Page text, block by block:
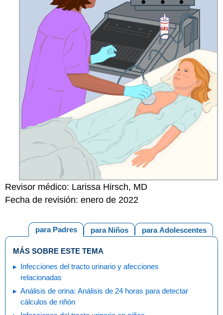
Revisor médico: Larissa Hirsch, MD
Fecha de revisión: enero de 2022
para Adolescentes
para Niños
para Padres
MÁS SOBRE ESTE TEMA
Infecciones del tracto urinario y afecciones
relacionadas
Análisis de orina: Análisis de 24 horas para detectar
cálculos de riñón